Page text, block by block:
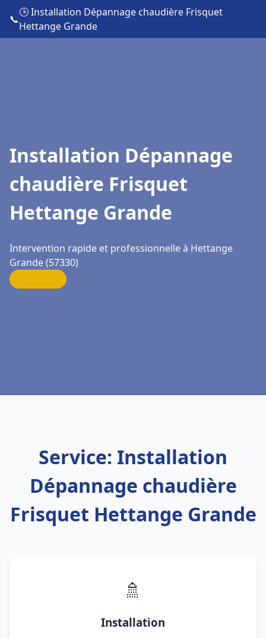
📞
🕒 Installation Dépannage chaudière Frisquet
Hettange Grande
Installation Dépannage
chaudière Frisquet
Hettange Grande
Intervention rapide et professionnelle à Hettange
Grande (57330)
Service: Installation
Dépannage chaudière
Frisquet Hettange Grande
🚿
Installation